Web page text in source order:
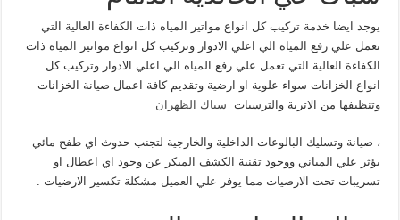
يوجد ايضا خدمة تركيب كل انواع مواتير المياه ذات الكفاءة العالية التي
تعمل علي رفع المياه الي اعلي الادوار وتركيب كل انواع مواتير المياه ذات
الكفاءة العالية التي تعمل علي رفع المياه الي اعلي الادوار وتركيب كل
انواع الخزانات سواء علوية او ارضية وتقديم كافة اعمال صيانة الخزانات
وتنظيفها من الاتربة والترسبات سباك الظهران
، صيانة وتسليك البالوعات الداخلية والخارجية لتجنب حدوث اي طفح مائي
يؤثر علي المباني ووجود تقنية الكشف المبكر عن وجود اي اعطال او
تسريبات تحت الارضيات مما يوفر علي العميل مشكلة تكسير الارضيات .